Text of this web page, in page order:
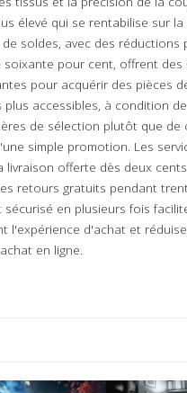
élevé qui se rentabilise sur la
soldes, avec des réductions
soixante pour cent, offrent
pour acquérir des pièces
plus accessibles, à condition
de sélection plutôt que de
simple promotion. Les
livraison offerte dès deux
retours gratuits pendant
sécurisé en plusieurs fois
l'expérience d'achat et
en ligne.